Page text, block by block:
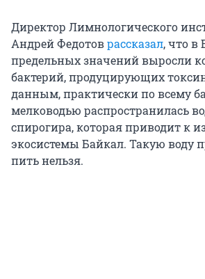
Директор Лимнологического
Андрей Федотоврассказал, что в
предельных значений выросли
бактерий, продуцирующих
данным, практически по всему
мелководью распространилась
спирогира, которая приводит к
экосистемы Байкал. Такую воду
пить нельзя.